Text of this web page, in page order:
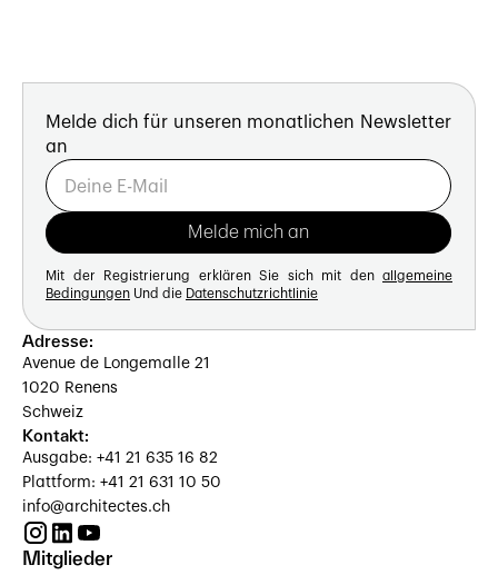
Melde dich für unseren monatlichen Newsletter
an
Mit der Registrierung erklären Sie sich mit den allgemeine
Bedingungen Und die Datenschutzrichtlinie
Adresse:
Avenue de Longemalle 21
1020 Renens
Schweiz
Kontakt:
Ausgabe: +41 21 635 16 82
Plattform: +41 21 631 10 50
info@architectes.ch
Mitglieder